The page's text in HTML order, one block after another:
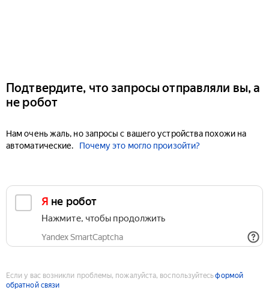
Подтвердите, что запросы отправляли вы, а
не робот
Нам очень жаль, но запросы с вашего устройства похожи на
автоматические.
Почему это могло произойти?
Я не робот
Нажмите, чтобы продолжить
Yandex SmartCaptcha
Если у вас возникли проблемы, пожалуйста, воспользуйтесьформой
обратной связи